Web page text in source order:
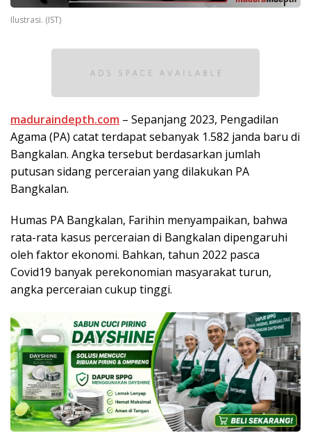
Ilustrasi. (IST)
maduraindepth.com – Sepanjang 2023, Pengadilan
Agama (PA) catat terdapat sebanyak 1.582 janda baru di
Bangkalan. Angka tersebut berdasarkan jumlah
putusan sidang perceraian yang dilakukan PA
Bangkalan.
Humas PA Bangkalan, Farihin menyampaikan, bahwa
rata-rata kasus perceraian di Bangkalan dipengaruhi
oleh faktor ekonomi. Bahkan, tahun 2022 pasca
Covid19 banyak perekonomian masyarakat turun,
angka perceraian cukup tinggi.